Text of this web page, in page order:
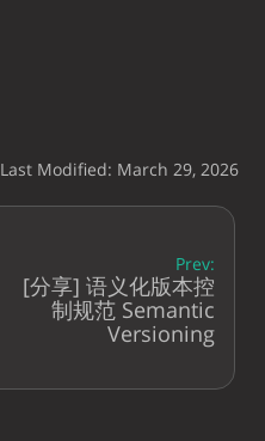
Last Modified: March 29, 2026
Prev:
[分享] 语义化版本控
制规范 Semantic
Versioning